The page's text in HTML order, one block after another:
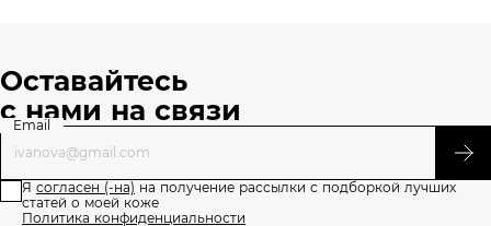
Оставайтесь
с нами на связи
Email
Я согласен (-на) на получение рассылки с подборкой лучших
статей о моей коже
Политика конфиденциальности